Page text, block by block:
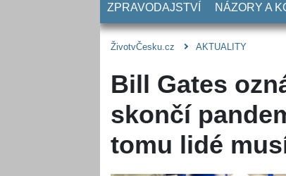
ZPRAVODAJSTVÍ NÁZORY A
ŽivotvČesku.cz AKTUALITY
Bill Gates
skončí
tomu lidé